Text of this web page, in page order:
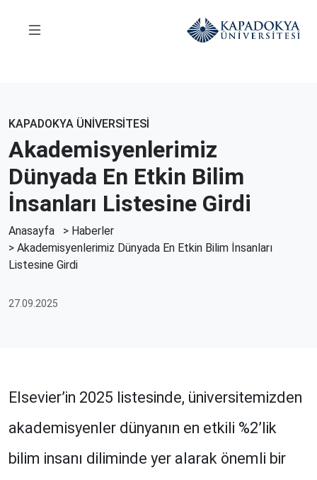
KAPADOKYA ÜNİVERSİTESİ
Akademisyenlerimiz
Dünyada En Etkin Bilim
İnsanları Listesine Girdi
Anasayfa > Haberler
> Akademisyenlerimiz Dünyada En Etkin Bilim İnsanları
Listesine Girdi
27.09.2025
Elsevier’in 2025 listesinde, üniversitemizden
akademisyenler dünyanın en etkili %2’lik
bilim insanı diliminde yer alarak önemli bir